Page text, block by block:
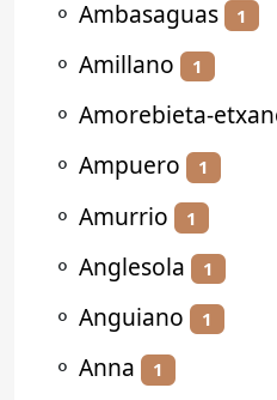
⚬ Ambasaguas 1
⚬ Amillano 1
⚬ Amorebieta-
⚬ Ampuero 1
⚬ Amurrio 1
⚬ Anglesola 1
⚬ Anguiano 1
⚬ Anna 1